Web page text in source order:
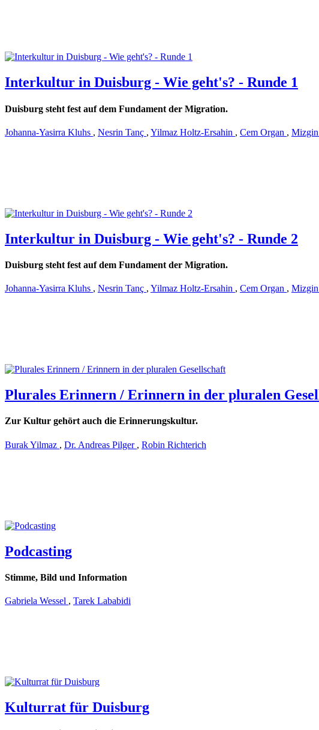
Interkultur in Duisburg - Wie geht's? - Runde 1
Duisburg steht fest auf dem Fundament der Migration.
Johanna-Yasirra Kluhs , Nesrin Tanç , Yilmaz Holtz-Ersahin , Cem Organ ,
Interkultur in Duisburg - Wie geht's? - Runde 2
Duisburg steht fest auf dem Fundament der Migration.
Johanna-Yasirra Kluhs , Nesrin Tanç , Yilmaz Holtz-Ersahin , Cem Organ ,
Plurales Erinnern / Erinnern in der pluralen
Zur Kultur gehört auch die Erinnerungskultur.
Burak Yilmaz , Dr. Andreas Pilger , Robin Richterich
Podcasting
Stimme, Bild und Information
Gabriela Wessel , Tarek Lababidi
Kulturrat für Duisburg